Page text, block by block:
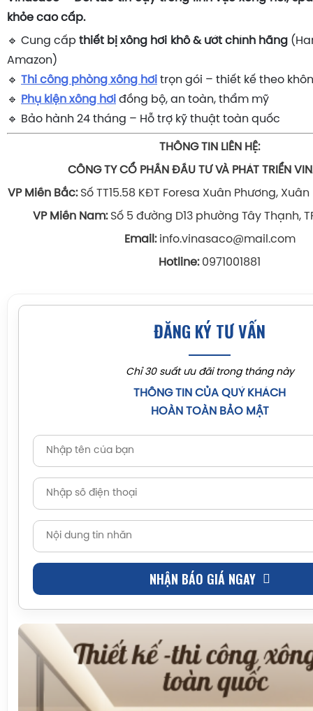
khỏe cao cấp.
🔹 Cung cấpthiết bị xông hơi khô & ướt chính hãng
Amazon)
🔹 Thi công phòng xông hơi trọn gói – thiết kế theo
🔹
Phụ kiện xông hơi đồng bộ, an toàn, thẩm mỹ
🔹 Bảo hành 24 tháng – Hỗ trợ kỹ thuật toàn quốc
THÔNG TIN LIÊN HỆ:
CÔNG TY CỔ PHẦN ĐẦU TƯ VÀ PHÁT TRIỂN
VP Miền Bắc: Số TT15.58 KĐT Foresa Xuân Phương, Xuân
VP Miền Nam:Số 5 đường D13 phường Tây Thạnh,
Email: info.vinasaco@mail.com
Hotline:0971001881
ĐĂNG KÝ TƯ VẤN
Chỉ 30 suất ưu đãi trong tháng này
THÔNG TIN CỦA QUÝ KHÁCH
HOÀN TOÀN BẢO MẬT
NHẬN BÁO GIÁ NGAY